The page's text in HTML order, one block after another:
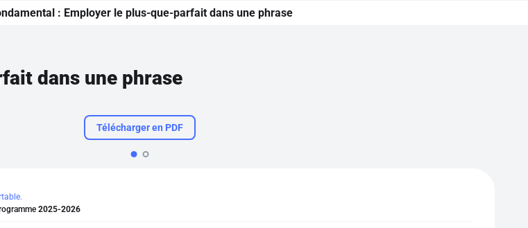
: Employer le plus-que-parfait dans une phrase
dans une phrase
Télécharger en PDF
2025-2026